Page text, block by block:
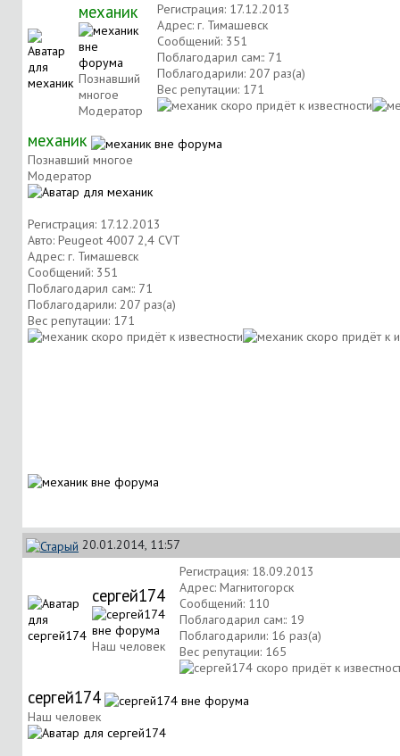
механик
Познавший
многое
Модератор
Регистрация: 17.12.2013
Адрес: г. Тимашевск
Сообщений: 351
Поблагодарил сам:: 71
Поблагодарили: 207 раз(а)
Вес репутации: 171
механик
Познавший многое
Модератор
Регистрация: 17.12.2013
Авто: Peugeot 4007 2,4 CVT
Адрес: г. Тимашевск
Сообщений: 351
Поблагодарил сам:: 71
Поблагодарили: 207 раз(а)
Вес репутации: 171
20.01.2014, 11:57
сергей174
Наш человек
Регистрация: 18.09.2013
Адрес: Магнитогорск
Сообщений: 110
Поблагодарил сам:: 19
Поблагодарили: 16 раз(а)
Вес репутации: 165
сергей174
Наш человек